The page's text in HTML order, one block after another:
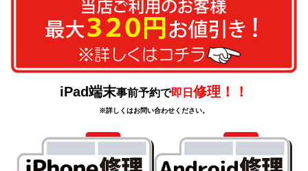
iPad端末事前予約で即日修理！！
※詳しくはお問い合わせください。